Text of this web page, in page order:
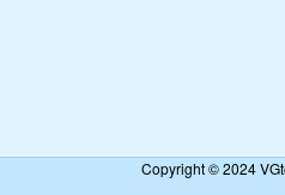
Copyright © 2024